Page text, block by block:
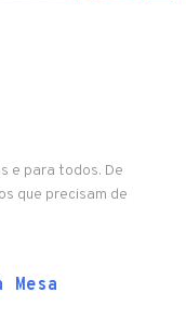
e para todos. De
que precisam de
Mesa